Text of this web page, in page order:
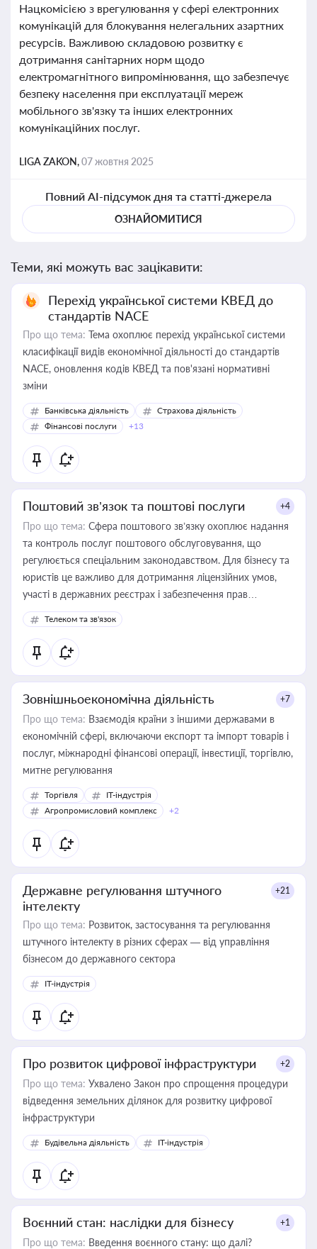
Нацкомісією з врегулювання у сфері електронних
комунікацій для блокування нелегальних азартних
ресурсів. Важливою складовою розвитку є
дотримання санітарних норм щодо
електромагнітного випромінювання, що забезпечує
безпеку населення при експлуатації мереж
мобільного зв'язку та інших електронних
комунікаційних послуг.
LIGA ZAKON,07 жовтня 2025
Повний AI-підсумок дня та статті-джерела
ОЗНАЙОМИТИСЯ
Теми, які можуть вас зацікавити:
Перехід української системи КВЕД до
стандартів NACE
Про що тема: Тема охоплює перехід української системи
класифікації видів економічної діяльності до стандартів
NACE, оновлення кодів КВЕД та пов'язані нормативні
зміни
Банківська діяльність
Страхова діяльність
Фінансові послуги
+13
Поштовий зв’язок та поштові послуги +4
Про що тема: Сфера поштового зв’язку охоплює надання
та контроль послуг поштового обслуговування, що
регулюється спеціальним законодавством. Для бізнесу та
юристів це важливо для дотримання ліцензійних умов,
участі в державних реєстрах і забезпечення прав
споживачів.
Телеком та зв'язок
Зовнішньоекономічна діяльність +7
Про що тема: Взаємодія країни з іншими державами в
економічній сфері, включаючи експорт та імпорт товарів і
послуг, міжнародні фінансові операції, інвестиції, торгівлю,
митне регулювання
Торгівля
IT-індустрія
Агропромисловий комплекс
+2
Державне регулювання штучного
інтелекту
+21
Про що тема: Розвиток, застосування та регулювання
штучного інтелекту в різних сферах — від управління
бізнесом до державного сектора
IT-індустрія
Про розвиток цифрової інфраструктури +2
Про що тема: Ухвалено Закон про спрощення процедури
відведення земельних ділянок для розвитку цифрової
інфраструктури
Будівельна діяльність IT-індустрія
Воєнний стан: наслідки для бізнесу +1
Про що тема: Введення воєнного стану: що далі?